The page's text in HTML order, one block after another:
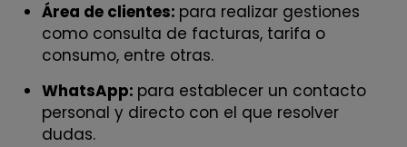
Área de clientes: para realizar gestiones
como consulta de facturas, tarifa o
consumo, entre otras.
WhatsApp: para establecer un contacto
personal y directo con el que resolver
dudas.